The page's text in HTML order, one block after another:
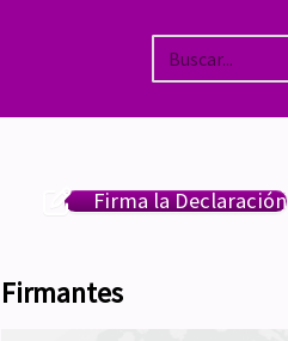
Firma la Declaración
Firmantes